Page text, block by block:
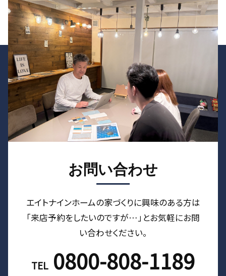
お問い合わせ
エイトナインホームの家づくりに興味のある⽅は
「来店予約をしたいのですが…」とお気軽にお問
い合わせください。
TEL 0800-808-1189